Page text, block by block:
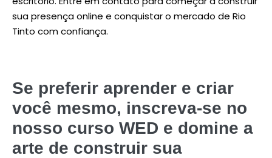
sua presença online e conquistar o mercado de Rio
Tinto com confiança.
Se preferir aprender e criar
você mesmo, inscreva-se no
nosso curso WED e domine a
arte de construir sua